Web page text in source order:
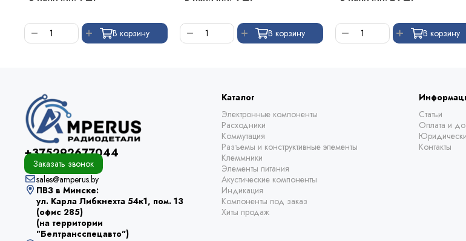
В корзину В корзину В корзину
+375292677044
Заказать звонок
sales@amperus.by
ПВЗ в Минске:
ул. Карла Либкнехта 54к1, пом. 13
(офис 285)
(на территории
"Белтрансспецавто")
Каталог
Электронные компоненты
Расходники
Коммутация
Разъемы и конструктивные элементы
Клеммники
Элементы питания
Акустические компоненты
Индикация
Компоненты под заказ
Хиты продаж
Статьи
Оплата и
Контакты